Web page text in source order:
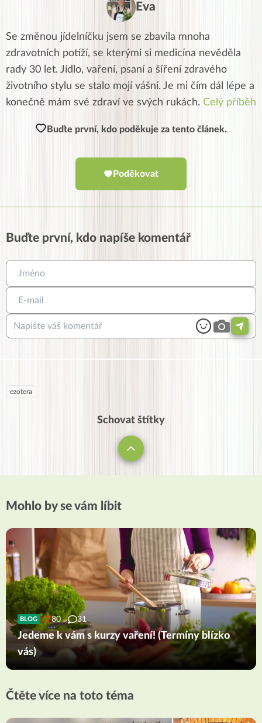
Eva
Se změnou jídelníčku jsem se zbavila mnoha
zdravotních potíží, se kterými si medicína nevěděla
rady 30 let. Jídlo, vaření, psaní a šíření zdravého
životního stylu se stalo mojí vášní. Je mi čím dál lépe a
konečně mám své zdraví ve svých rukách. Celý příběh
Buďte první, kdo poděkuje za tento článek.
Poděkovat
Buďte první, kdo napíše komentář
ezotera
Schovat štítky
Mohlo by se vám líbit
BLOG 80 31
Jedeme k vám s kurzy vaření! (Termíny blízko
vás)
Čtěte více na toto téma